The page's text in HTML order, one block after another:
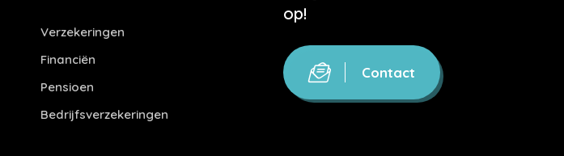
Verzekeringen
Financiën
Pensioen
Bedrijfsverzekeringen
op!
Contact